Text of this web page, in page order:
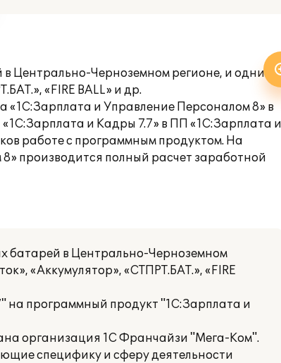
Центрально-Черноземном регионе, и одним
«FIRE BALL» и др.
и Управление Персоналом 8» в
и Кадры 7.7» в ПП «1С:Зарплата и
работе с программным продуктом. На
производится полный расчет заработной
батарей в Центрально-Черноземном
«Аккумулятор», «СТПРТ.БАТ.», «FIRE
на программный продукт "1С:Зарплата и
организация 1С Франчайзи "Мега-Ком".
специфику и сферу деятельности